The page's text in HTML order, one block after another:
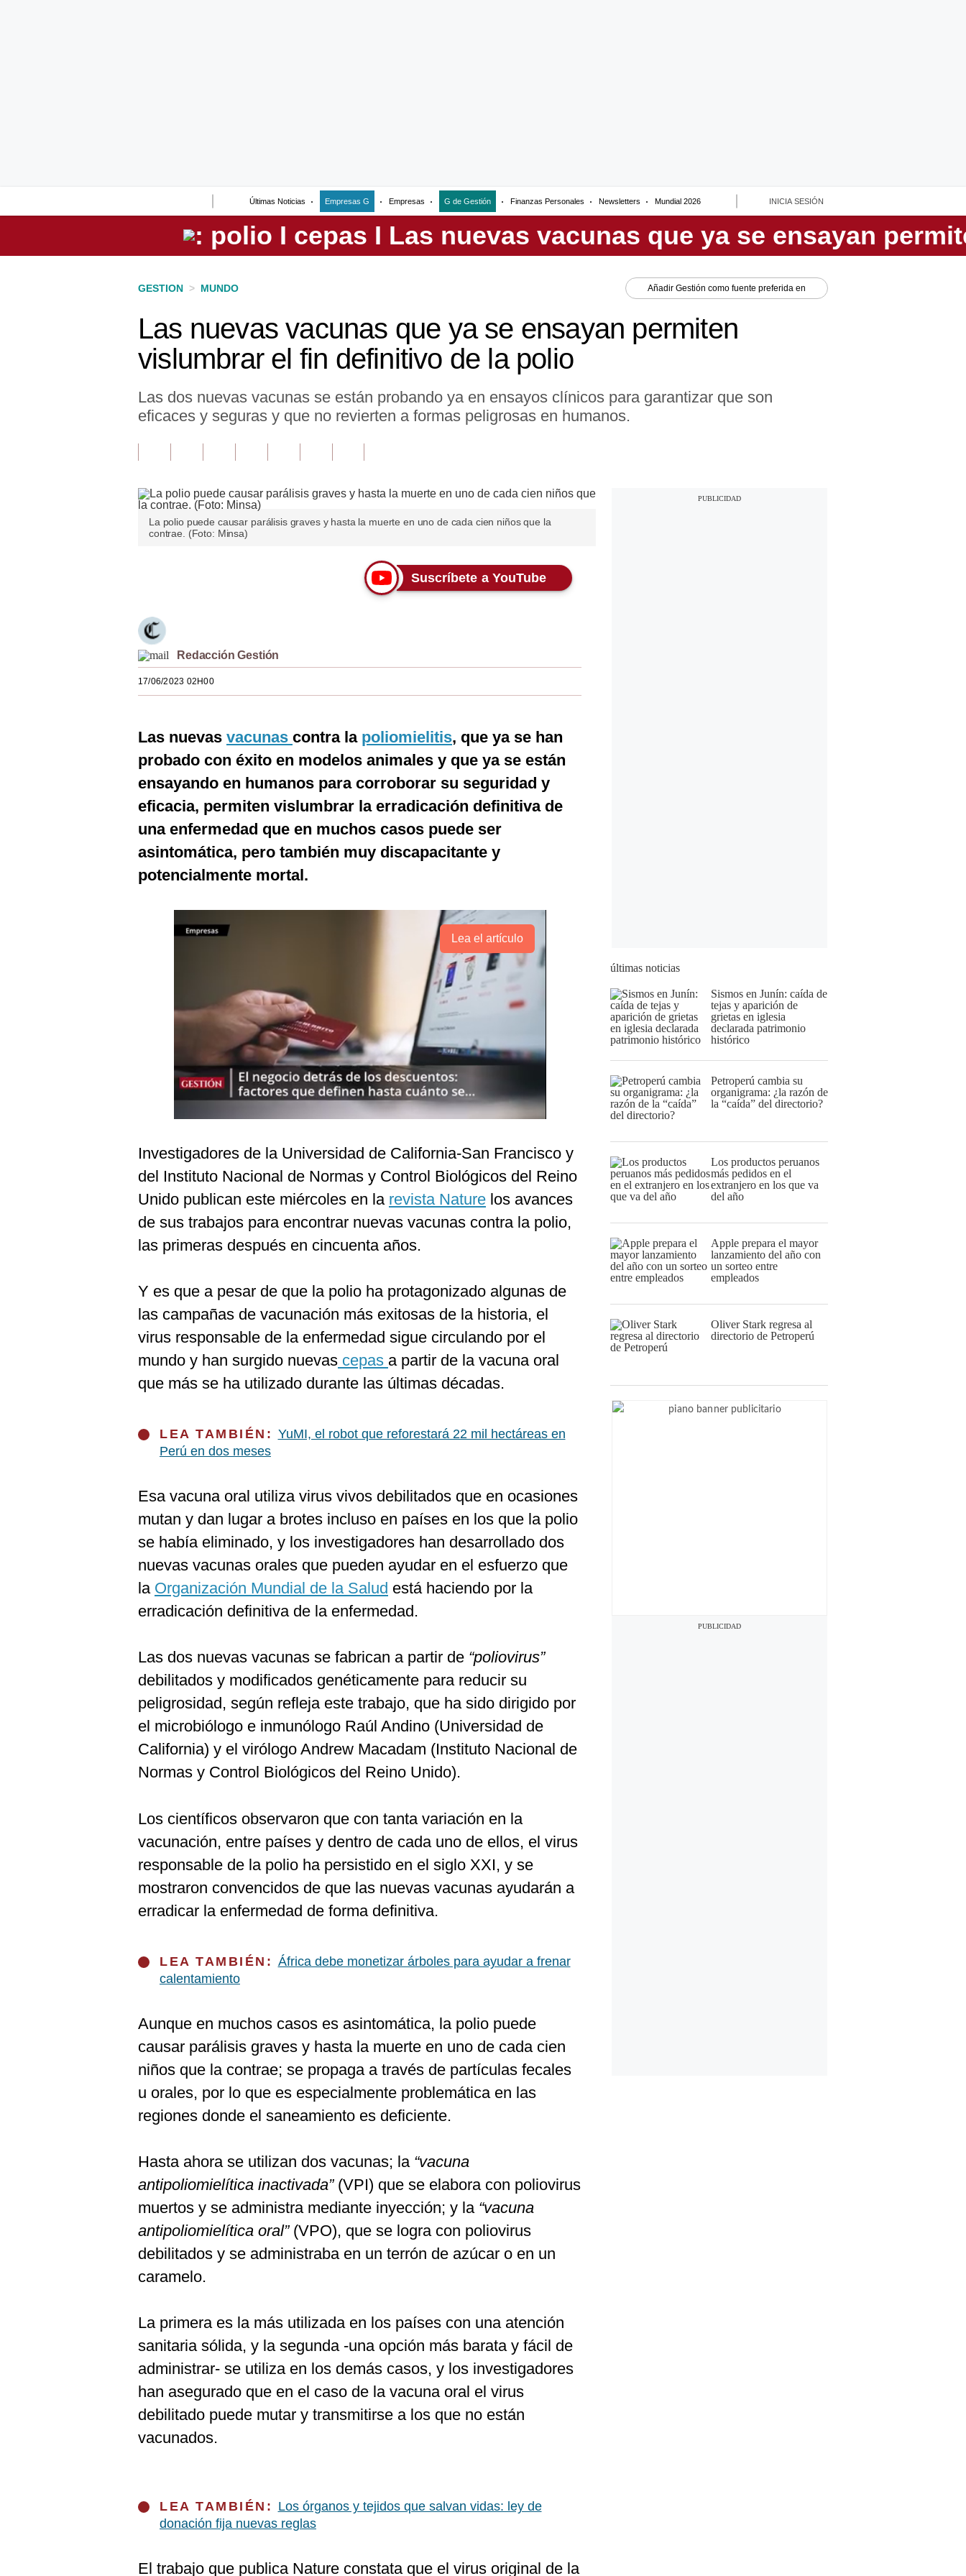
Últimas Noticias Empresas G Empresas G de Gestión Finanzas Personales Newsletters Mundial 2026 INICIA SESIÓN
Perú
GESTION > MUNDO Añadir Gestión como fuente preferida en
Las nuevas vacunas que ya se ensayan permiten
vislumbrar el fin definitivo de la polio
Las dos nuevas vacunas se están probando ya en ensayos clínicos para garantizar que son
eficaces y seguras y que no revierten a formas peligrosas en humanos.
La polio puede causar parálisis graves y hasta la muerte en uno de cada cien niños que la
contrae. (Foto: Minsa)
Suscríbete a YouTube
Redacción Gestión
17/06/2023 02H00
Las nuevas vacunas contra la poliomielitis, que ya se han
probado con éxito en modelos animales y que ya se están
ensayando en humanos para corroborar su seguridad y
eficacia, permiten vislumbrar la erradicación definitiva de
una enfermedad que en muchos casos puede ser
asintomática, pero también muy discapacitante y
potencialmente mortal.
Lea el artículo
Investigadores de la Universidad de California-San Francisco y
del Instituto Nacional de Normas y Control Biológicos del Reino
Unido publican este miércoles en la revista Nature los avances
de sus trabajos para encontrar nuevas vacunas contra la polio,
las primeras después en cincuenta años.
Y es que a pesar de que la polio ha protagonizado algunas de
las campañas de vacunación más exitosas de la historia, el
virus responsable de la enfermedad sigue circulando por el
mundo y han surgido nuevas cepas a partir de la vacuna oral
que más se ha utilizado durante las últimas décadas.
LEA TAMBIÉN: YuMI, el robot que reforestará 22 mil hectáreas en
Perú en dos meses
Esa vacuna oral utiliza virus vivos debilitados que en ocasiones
mutan y dan lugar a brotes incluso en países en los que la polio
se había eliminado, y los investigadores han desarrollado dos
nuevas vacunas orales que pueden ayudar en el esfuerzo que
la Organización Mundial de la Salud está haciendo por la
erradicación definitiva de la enfermedad.
Las dos nuevas vacunas se fabrican a partir de “poliovirus”
debilitados y modificados genéticamente para reducir su
peligrosidad, según refleja este trabajo, que ha sido dirigido por
el microbiólogo e inmunólogo Raúl Andino (Universidad de
California) y el virólogo Andrew Macadam (Instituto Nacional de
Normas y Control Biológicos del Reino Unido).
Los científicos observaron que con tanta variación en la
vacunación, entre países y dentro de cada uno de ellos, el virus
responsable de la polio ha persistido en el siglo XXI, y se
mostraron convencidos de que las nuevas vacunas ayudarán a
erradicar la enfermedad de forma definitiva.
LEA TAMBIÉN: África debe monetizar árboles para ayudar a frenar
calentamiento
Aunque en muchos casos es asintomática, la polio puede
causar parálisis graves y hasta la muerte en uno de cada cien
niños que la contrae; se propaga a través de partículas fecales
u orales, por lo que es especialmente problemática en las
regiones donde el saneamiento es deficiente.
Hasta ahora se utilizan dos vacunas; la “vacuna
antipoliomielítica inactivada” (VPI) que se elabora con poliovirus
muertos y se administra mediante inyección; y la“vacuna
antipoliomielítica oral” (VPO), que se logra con poliovirus
debilitados y se administraba en un terrón de azúcar o en un
caramelo.
La primera es la más utilizada en los países con una atención
sanitaria sólida, y la segunda -una opción más barata y fácil de
administrar- se utiliza en los demás casos, y los investigadores
han asegurado que en el caso de la vacuna oral el virus
debilitado puede mutar y transmitirse a los que no están
vacunados.
LEA TAMBIÉN: Los órganos y tejidos que salvan vidas: ley de
donación fija nuevas reglas
El trabajo que publica Nature constata que el virus original de la
últimas noticias
Sismos en Junín: caída de
tejas y aparición de
grietas en iglesia
declarada patrimonio
histórico
Petroperú cambia su
organigrama: ¿la razón de
la “caída” del directorio?
Los productos peruanos
más pedidos en el
extranjero en los que va
del año
Apple prepara el mayor
lanzamiento del año con
un sorteo entre
empleados
Oliver Stark regresa al
directorio de Petroperú